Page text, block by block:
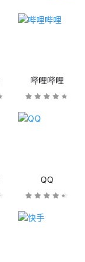
哔哩哔哩
QQ